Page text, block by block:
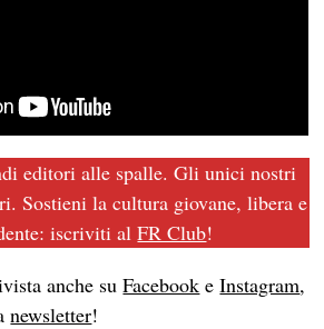
editori alle spalle. Gli unici nostri
Sostieni la cultura giovane, libera e
iscriviti alFR Club!
anche suFacebook eInstagram,
newsletter!